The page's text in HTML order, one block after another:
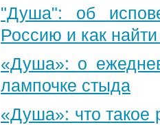
"Душа": об
Россию и как
«Душа»: о
лампочке стыда
«Душа»: что такое